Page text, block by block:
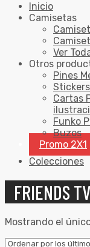
Inicio
Camisetas
Ver
Otros
Pines
Stickers
Cartas
Funko
Buzos
Promo 2X1
Colecciones
FRIENDS TV
Mostrando el